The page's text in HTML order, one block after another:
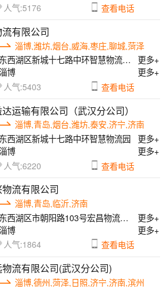
人气:5176 查看电话
有限公司
淄博,潍坊,烟台,威海,枣庄,聊城,菏泽
西湖区新城十七路中环智慧物流园c22号
更多+
博 更多+
人气:5403 查看电话
运输有限公司（武汉分公司）
淄博,青岛,烟台,潍坊,泰安,济宁,济南
西湖区新城十七路中环智慧物流园
更多+
博 更多+
人气:6220 查看电话
流有限公司
淄博,青岛,临沂,济南
湖区市朝阳路103号宏昌物流中心C区22-26档
更多+
博 更多+
人气:1864 查看电话
流有限公司(武汉分公司)
淄博,德州,菏泽,日照,济宁,济南,滨州